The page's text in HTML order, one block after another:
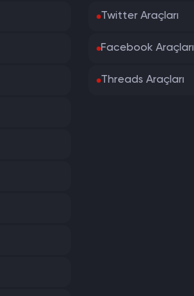
Twitter Araçları
Facebook Araçları
Threads Araçları